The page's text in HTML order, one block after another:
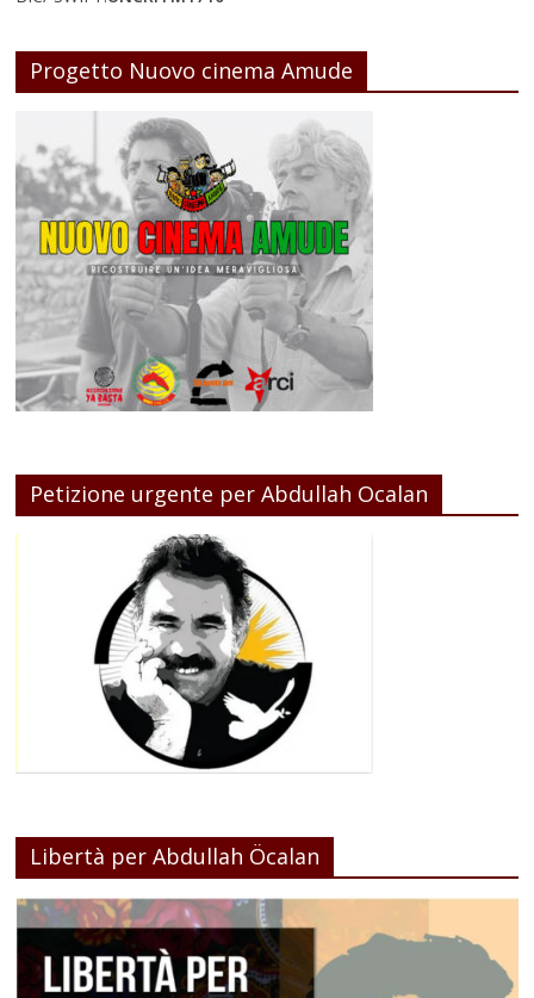
Progetto Nuovo cinema Amude
Petizione urgente per Abdullah Ocalan
Libertà per Abdullah Öcalan